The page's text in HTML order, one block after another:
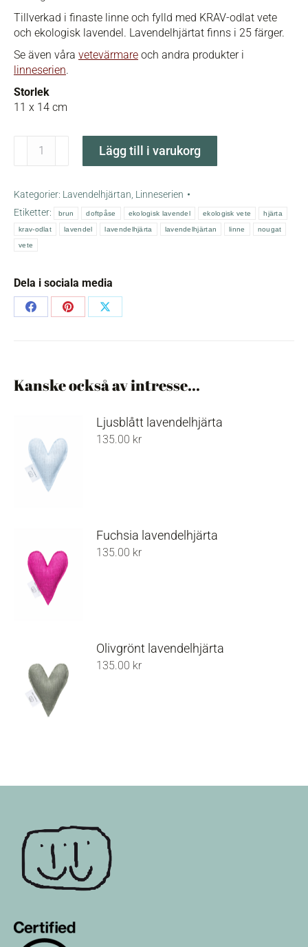
Tillverkad i finaste linne och fylld med KRAV-odlat vete
och ekologisk lavendel. Lavendelhjärtat finns i 25 färger.
Se även våra vetevärmare och andra produkter i
linneserien.
Storlek
11 x 14 cm
lavendelhjärta
Lägg till i varukorg
Kategorier: Lavendelhjärtan Linneserien
Etiketter:
brun doftpåse ekologisk lavendel ekologisk vete hjärta
krav-odlat lavendel lavendelhjärta lavendelhjärtan linne nougat
vete
Dela i sociala media
Share
Share
Share
Kanske också av intresse...
Ljusblått lavendelhjärta
135.00 kr
Fuchsia lavendelhjärta
135.00 kr
Olivgrönt lavendelhjärta
135.00 kr